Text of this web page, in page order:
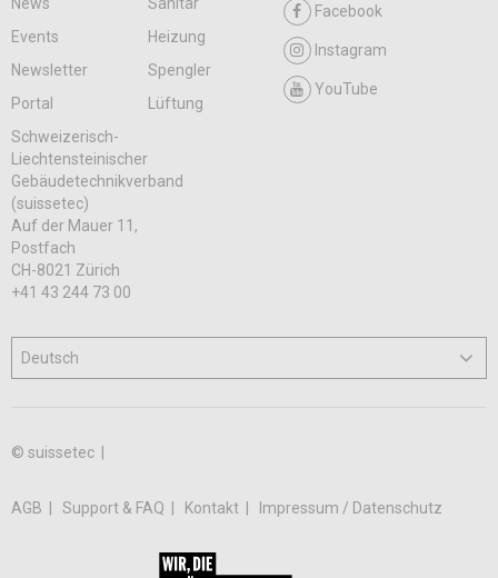
Events
Heizung
Newsletter
Spengler
Portal
Lüftung
Facebook
Instagram
YouTube
Schweizerisch-
Liechtensteinischer
Gebäudetechnikverband
(suissetec)
Auf der Mauer 11,
Postfach
CH-8021 Zürich
+41 43 244 73 00
© suissetec |
AGB Support & FAQ Kontakt Impressum / Datenschutz